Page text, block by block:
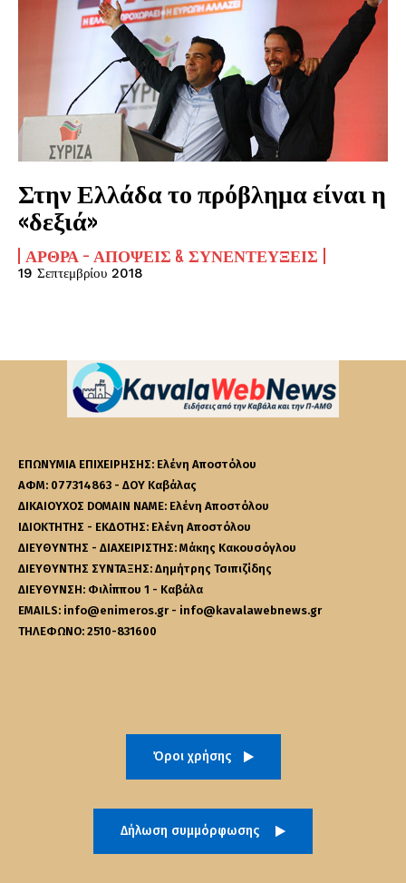
Στην Ελλάδα το πρόβλημα είναι η
«δεξιά»
ΆΡΘΡΑ - ΑΠΌΨΕΙΣ & ΣΥΝΕΝΤΕΎΞΕΙΣ
19 Σεπτεμβρίου 2018
ΕΠΩΝΥΜΙΑ ΕΠΙΧΕΙΡΗΣΗΣ: Ελένη Αποστόλου
ΑΦΜ: 077314863 - ΔΟΥ Καβάλας
ΔΙΚΑΙΟΥΧΟΣ DOMAIN NAME: Ελένη Αποστόλου
ΙΔΙΟΚΤΗΤΗΣ - ΕΚΔΟΤΗΣ: Ελένη Αποστόλου
ΔΙΕΥΘΥΝΤΗΣ - ΔΙΑΧΕΙΡΙΣΤΗΣ: Μάκης Κακουσόγλου
ΔΙΕΥΘΥΝΤΗΣ ΣΥΝΤΑΞΗΣ: Δημήτρης Τσιπιζίδης
ΔΙΕΥΘΥΝΣΗ: Φιλίππου 1 - Καβάλα
EMAILS: info@enimeros.gr - info@kavalawebnews.gr
ΤΗΛΕΦΩΝΟ: 2510-831600
Όροι χρήσης
Δήλωση συμμόρφωσης